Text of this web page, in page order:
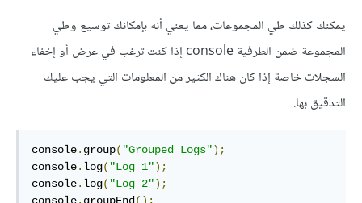
يمكنك كذلك طي المجموعات، مما يعني أنه بإمكانك توسيع وطي
المجموعة ضمن الطرفية console إذا كنت ترغب في عرض أو إخفاء
السجلات خاصة إذا كان هناك الكثير من المعلومات التي يجب عليك
التدقيق بها.
console. group( "Grouped Logs");
console. log( "Log 1");
console. log( "Log 2");